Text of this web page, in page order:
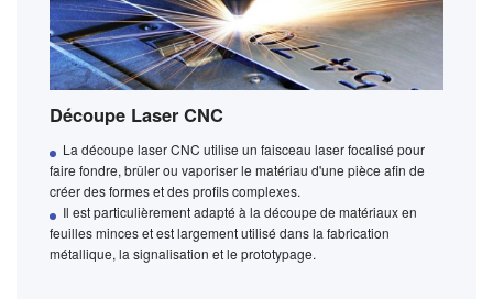
Découpe Laser CNC
La découpe laser CNC utilise un faisceau laser focalisé pour
faire fondre, brûler ou vaporiser le matériau d'une pièce afin de
créer des formes et des profils complexes.
Il est particulièrement adapté à la découpe de matériaux en
feuilles minces et est largement utilisé dans la fabrication
métallique, la signalisation et le prototypage.